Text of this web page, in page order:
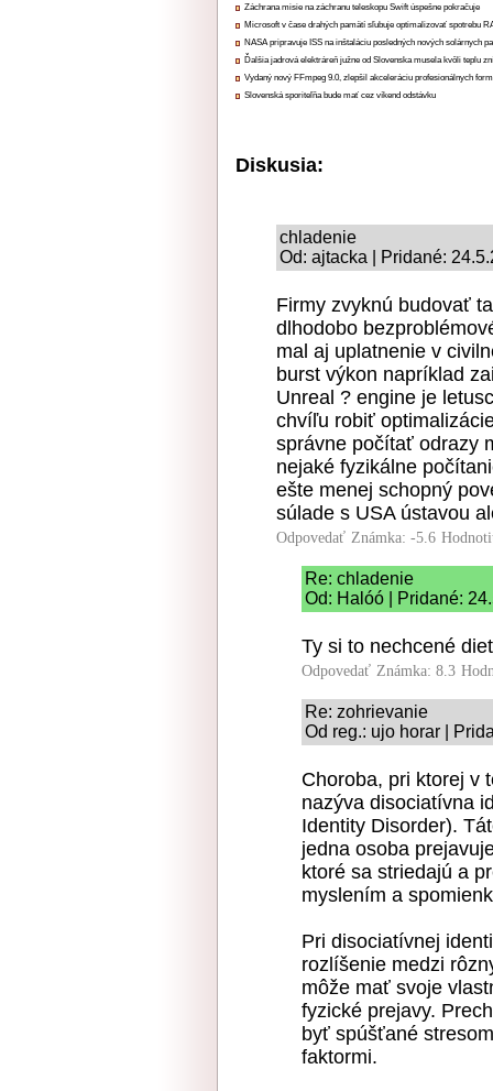
Záchrana misie na záchranu teleskopu Swift úspešne pokračuje
Microsoft v čase drahých pamätí sľubuje optimalizovať spotrebu
NASA pripravuje ISS na inštaláciu posledných nových solárnych
Ďalšia jadrová elektráreň južne od Slovenska musela kvôli teplu
Vydaný nový FFmpeg 9.0, zlepšil akceleráciu profesionálnych
Slovenská sporiteľňa bude mať cez víkend odstávku
Diskusia:
chladenie
Od: ajtacka | Pridané:
Firmy zvyknú budovať
dlhodobo
mal aj uplatnenie v
burst výkon napríklad
Unreal ? engine je
chvíľu robiť
správne počítať odrazy
nejaké fyzikálne
ešte menej schopný
súlade s USA ústavou
Odpovedať Známka: -5.6
Re: chladenie
Od: Halóó | Pridané:
Ty si to nechcené
Odpovedať Známka: 8.3
Re: zohrievanie
Od reg.: ujo horar |
Choroba, pri ktorej v
nazýva disociatívna
Identity Disorder).
jedna osoba
ktoré sa striedajú a
myslením a
Pri disociatívnej
rozlíšenie medzi
môže mať svoje
fyzické prejavy.
byť spúšťané
faktormi.